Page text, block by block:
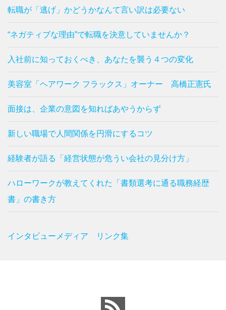
転職が「逃げ」かどうかなんて言い訳は必要ない
“ネガティブな理由”で転職を決意していませんか？
入社前に知っておくべき、あなたを襲う４つの変化
美容室「ヘアワーク フラックス」オーナー 高橋正憲氏
面接は、企業の意図を知ればあやうからず
新しい職場で人間関係を円滑にするコツ
経験者が語る「経営状態が危うい会社の見分け方」
ハローワークが教えてくれた「書類選考に通る職務経歴
書」の書き方
インタビューメディア リンク集